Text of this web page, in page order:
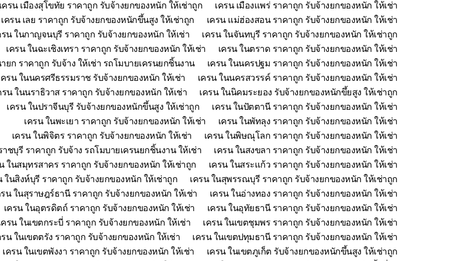
เครน เมืองสุโขทัย ราคาถูก รับจ้างยกของหนัก ให้เช่าถูก
เครน เมืองแพร่ ราคาถูก รับจ้างยกของหนัก ให้เช่า
เครน เลย ราคาถูก รับจ้างยกของหนักขึ้นสูง ให้เช่าถูก
เครน แม่ฮ่องสอน ราคาถูก รับจ้างยกของหนัก ให้เช่า
รน ในกาญจนบุรี ราคาถูก รับจ้างยกของหนัก ให้เช่า
เครน ในจันทบุรี ราคาถูก รับจ้างยกของหนัก ให้เช่าถูก
เครน ในฉะเชิงเทรา ราคาถูก รับจ้างยกของหนัก ให้เช่า
เครน ในตราด ราคาถูก รับจ้างยกของหนัก ให้เช่า
ยก ราคาถูก รับจ้าง ให้เช่า รถโมบายเครนยกชิ้นงาน
เครน ในนครปฐม ราคาถูก รับจ้างยกของหนัก ให้เช่า
ครน ในนครศรีธรรมราช รับจ้างยกของหนัก ให้เช่า
เครน ในนครสวรรค์ ราคาถูก รับจ้างยกของหนัก ให้เช่า
รน ในนราธิวาส ราคาถูก รับจ้างยกของหนัก ให้เช่า
เครน ในนิคมระยอง รับจ้างยกของหนักขึ้ยสูง ให้เช่าถูก
เครน ในปราจีนบุรี รับจ้างยกของหนักขึ้นสูง ให้เช่าถูก
เครน ในปัตตานี ราคาถูก รับจ้างยกของหนัก ให้เช่า
เครน ในพะเยา ราคาถูก รับจ้างยกของหนัก ให้เช่า
เครน ในพัทลุง ราคาถูก รับจ้างยกของหนัก ให้เช่า
เครน ในพิจิตร ราคาถูก รับจ้างยกของหนัก ให้เช่า
เครน ในพิษณุโลก ราคาถูก รับจ้างยกของหนัก ให้เช่า
าชบุรี ราคาถูก รับจ้าง รถโมบายเครนยกชิ้นงาน ให้เช่า
เครน ในสงขลา ราคาถูก รับจ้างยกของหนัก ให้เช่า
ในสมุทรสาคร ราคาถูก รับจ้างยกของหนัก ให้เช่าถูก
เครน ในสระแก้ว ราคาถูก รับจ้างยกของหนัก ให้เช่า
ในสิงห์บุรี ราคาถูก รับจ้างยกของหนัก ให้เช่าถูก
เครน ในสุพรรณบุรี ราคาถูก รับจ้างยกของหนัก ให้เช่าถูก
รน ในสุราษฎร์ธานี ราคาถูก รับจ้างยกของหนัก ให้เช่า
เครน ในอ่างทอง ราคาถูก รับจ้างยกของหนัก ให้เช่า
เครน ในอุตรดิตถ์ ราคาถูก รับจ้างยกของหนัก ให้เช่า
เครน ในอุทัยธานี ราคาถูก รับจ้างยกของหนัก ให้เช่า
ครน ในเขตกระบี่ ราคาถูก รับจ้างยกของหนัก ให้เช่า
เครน ในเขตชุมพร ราคาถูก รับจ้างยกของหนัก ให้เช่า
รน ในเขตตรัง ราคาถูก รับจ้างยกของหนัก ให้เช่า
เครน ในเขตปทุมธานี ราคาถูก รับจ้างยกของหนัก ให้เช่า
เครน ในเขตพังงา ราคาถูก รับจ้างยกของหนัก ให้เช่า
เครน ในเขตภูเก็ต รับจ้างยกของหนักขึ้นสูง ให้เช่าถูก